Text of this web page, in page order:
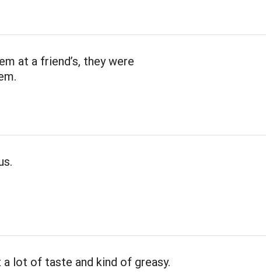
at a friend’s, they were
lot of taste and kind of greasy.